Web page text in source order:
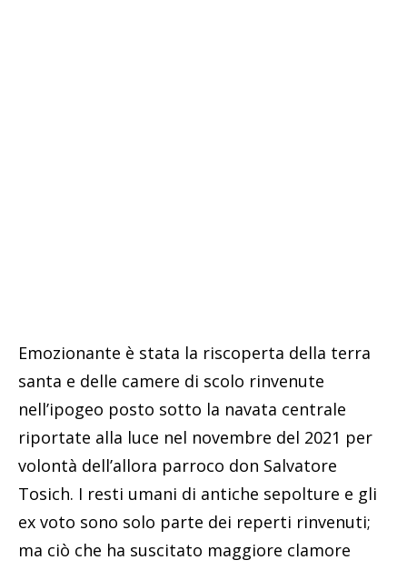
Emozionante è stata la riscoperta della terra
santa e delle camere di scolo rinvenute
nell’ipogeo posto sotto la navata centrale
riportate alla luce nel novembre del 2021 per
volontà dell’allora parroco don Salvatore
Tosich. I resti umani di antiche sepolture e gli
ex voto sono solo parte dei reperti rinvenuti;
ma ciò che ha suscitato maggiore clamore